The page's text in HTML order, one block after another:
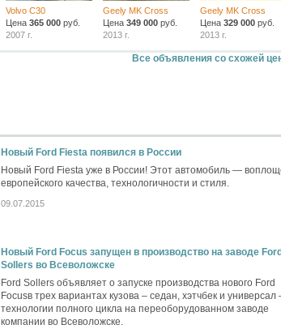
Volvo C30
Цена365 000 руб.
2007 г.
Geely MK Cross
Цена 349 000руб.
2013 г.
Geely MK Cross
Цена 329 000руб.
2013 г.
Все объявления со схожей
Новый Ford Fiesta появился в России
Новый Ford Fiesta уже в России! Этот автомобиль —
европейского качества, технологичности и стиля.
09.07.2015
Новый Ford Focus запущен в производство на заводе
Sollers во Всеволожске
Ford Sollers объявляет о запуске производства нового Ford
Focusв трех вариантах кузова – седан, хэтчбек и универсал
технологии полного цикла на переоборудованном заводе
компании во Всеволожске.